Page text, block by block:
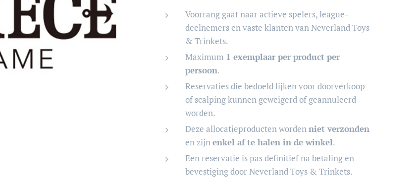
Voorrang gaat naar actieve spelers, league-
deelnemers en vaste klanten van Neverland Toys
& Trinkets.
Maximum 1 exemplaar per product per
persoon.
Reservaties die bedoeld lijken voor doorverkoop
of scalping kunnen geweigerd of geannuleerd
worden.
Deze allocatieproducten wordenniet verzonden
en zijnenkel af te halen in de winkel.
Een reservatie is pas definitief na betaling en
bevestiging door Neverland Toys & Trinkets.